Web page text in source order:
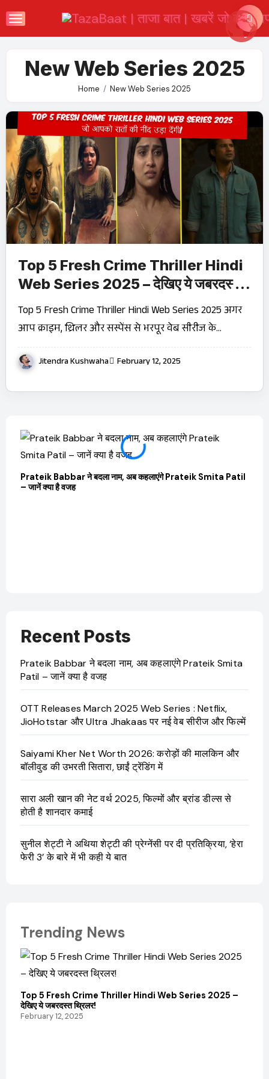
to
New Web Series 2025
Home New Web Series 2025
Top 5 Fresh Crime Thriller Hindi
Web Series 2025 – देखिए ये जबरदस्त
थ्रिलर!
Top 5 Fresh Crime Thriller Hindi Web Series 2025 अगर
आप क्राइम, थ्रिलर और सस्पेंस से भरपूर वेब सीरीज के…
Jitendra Kushwaha February 12, 2025
Prateik Babbar ने बदला नाम, अब कहलाएंगे Prateik Smita Patil
– जानें क्या है वजह
Recent Posts
Prateik Babbar ने बदला नाम, अब कहलाएंगे Prateik Smita
Patil – जानें क्या है वजह
OTT Releases March 2025 Web Series : Netflix,
JioHotstar और Ultra Jhakaas पर नई वेब सीरीज और फिल्में
Saiyami Kher Net Worth 2026: करोड़ों की मालकिन और
बॉलीवुड की उभरती सितारा, छाईं ट्रेंडिंग में
सारा अली खान की नेट वर्थ 2025, फिल्मों और ब्रांड डील्स से
होती है शानदार कमाई
सुनील शेट्टी ने अथिया शेट्टी की प्रेग्नेंसी पर दी प्रतिक्रिया, ‘हेरा
फेरी 3’ के बारे में भी कही ये बात
Trending News
Top 5 Fresh Crime Thriller Hindi Web Series 2025 –
देखिए ये जबरदस्त थ्रिलर!
February 12, 2025